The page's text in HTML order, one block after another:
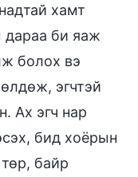
хамт
дараа би яаж
болох вэ
эгчтэй
Ах эгч нар
бид хоёрын
байр